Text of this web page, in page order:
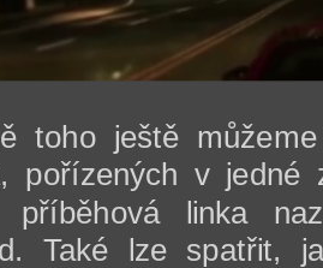
toho ještě
, pořízených v jedné
příběhová linka
Také lze spatřit,